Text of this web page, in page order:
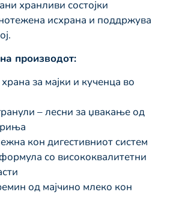
хранливи состојки
исхрана и поддржува
производот:
за мајки и кученца во
– лесни за џвакање од
кон дигестивниот систем
со висококвалитетни
од мајчино млеко кон